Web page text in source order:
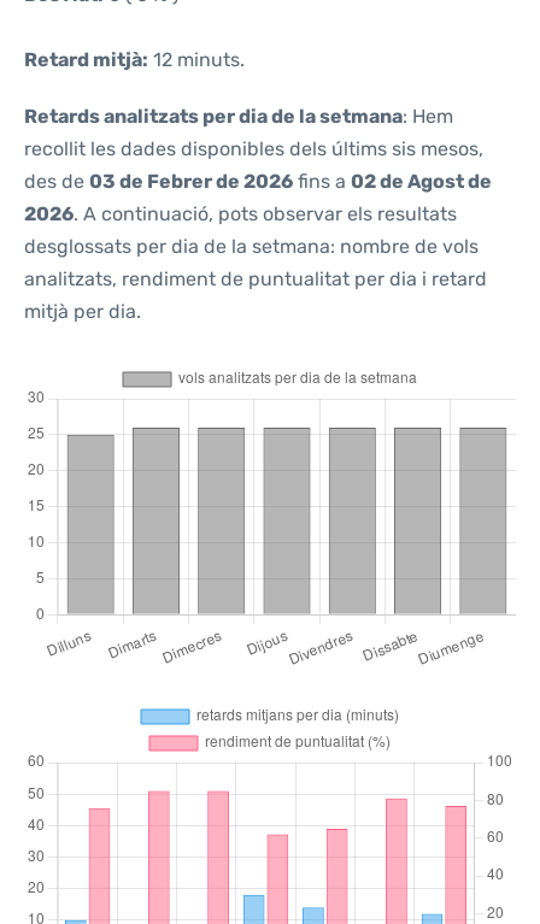
Retard mitjà: 12 minuts.
Retards analitzats per dia de la setmana: Hem
recollit les dades disponibles dels últims sis mesos,
des de 03 de Febrer de 2026 fins a 02 de Agost de
2026. A continuació, pots observar els resultats
desglossats per dia de la setmana: nombre de vols
analitzats, rendiment de puntualitat per dia i retard
mitjà per dia.